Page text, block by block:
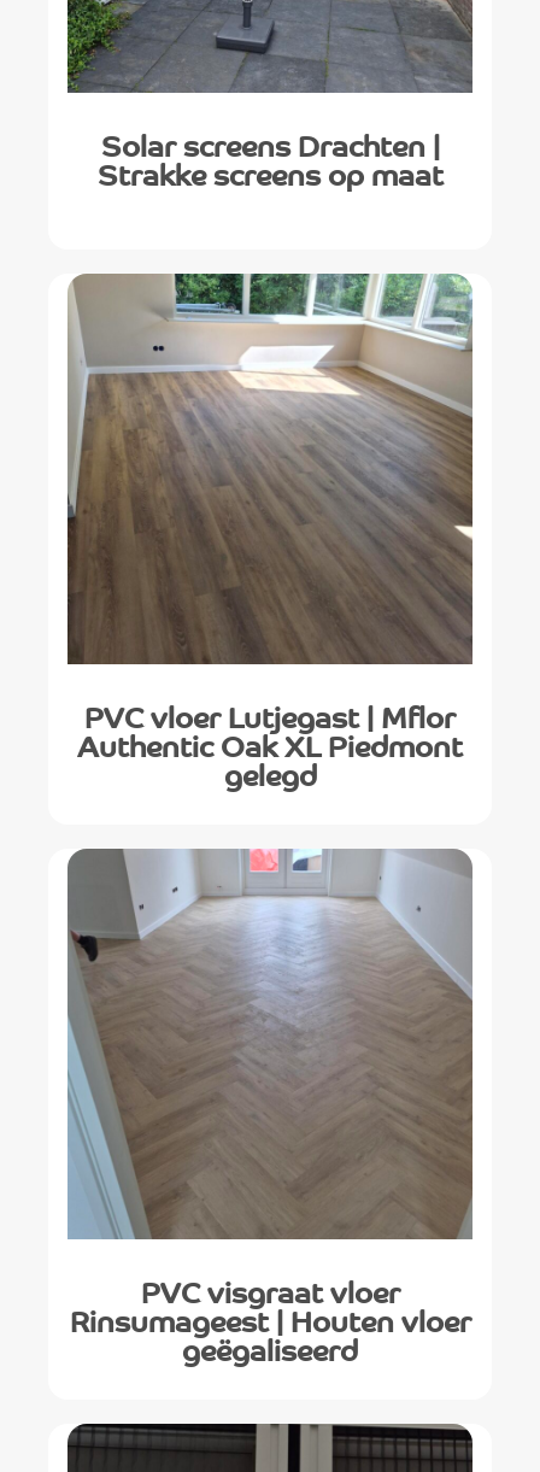
Solar screens Drachten |
Strakke screens op maat
PVC vloer Lutjegast | Mflor
Authentic Oak XL Piedmont
gelegd
PVC visgraat vloer
Rinsumageest | Houten vloer
geëgaliseerd